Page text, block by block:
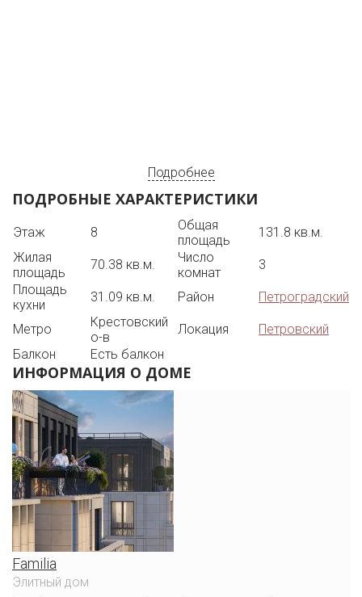
Подробнее
ПОДРОБНЫЕ ХАРАКТЕРИСТИКИ
Этаж 8
Общая
площадь
131.8 кв.м.
Жилая
площадь
70.38 кв.м.
Число
комнат
3
Площадь
кухни
31.09 кв.м. Район Петроградский
Метро
Крестовский
о-в
Локация
Петровский
Балкон
Есть балкон
ИНФОРМАЦИЯ О ДОМЕ
Familia
Элитный дом